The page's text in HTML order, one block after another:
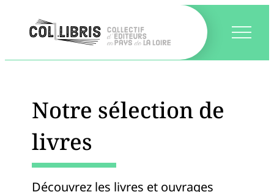
Notre sélection de
livres
Découvrez les livres et ouvrages